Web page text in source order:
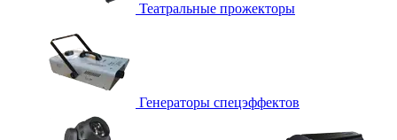
Театральные прожекторы
Генераторы спецэффектов